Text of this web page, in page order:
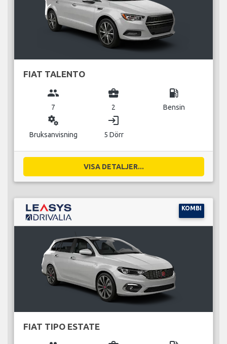
FIAT TALENTO
group
7
business_center
2
local_gas_station
Bensin
miscellaneous_services
Bruksanvisning
login
5 Dörr
VISA DETALJER...
KOMBI
FIAT TIPO ESTATE